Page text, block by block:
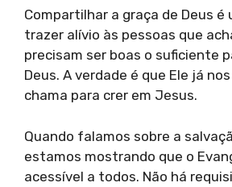
Compartilhar a graça de Deus é
trazer alívio às pessoas que
precisam ser boas o suficiente
Deus. A verdade é que Ele já
chama para crer em Jesus.
Quando falamos sobre a
estamos mostrando que o
acessível a todos. Não há